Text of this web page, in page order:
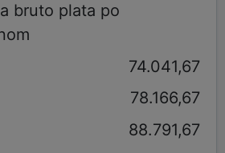
bruto plata po
74.041,67
78.166,67
88.791,67